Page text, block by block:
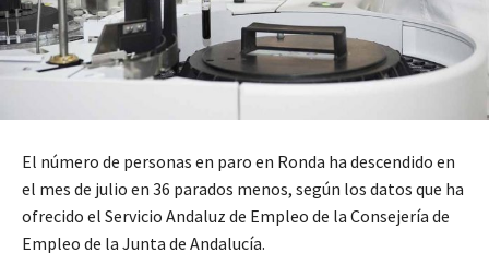
El número de personas en paro en Ronda ha descendido en
el mes de julio en 36 parados menos, según los datos que ha
ofrecido el Servicio Andaluz de Empleo de la Consejería de
Empleo de la Junta de Andalucía.